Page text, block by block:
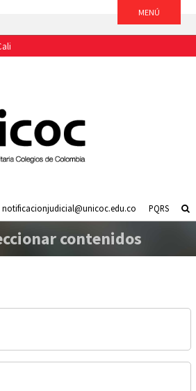
PQRS
notificacionjudicial@unicoc.edu.co
contenidos